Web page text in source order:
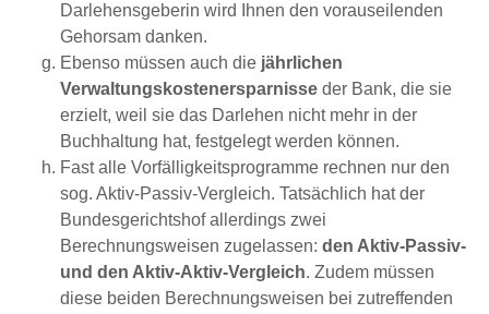
Darlehensgeberin wird Ihnen den vorauseilenden
Gehorsam danken.
Ebenso müssen auch die jährlichen
Verwaltungskostenersparnisse der Bank, die sie
erzielt, weil sie das Darlehen nicht mehr in der
Buchhaltung hat, festgelegt werden können.
Fast alle Vorfälligkeitsprogramme rechnen nur den
sog. Aktiv-Passiv-Vergleich. Tatsächlich hat der
Bundesgerichtshof allerdings zwei
Berechnungsweisen zugelassen: den Aktiv-Passiv-
und den Aktiv-Aktiv-Vergleich. Zudem müssen
diese beiden Berechnungsweisen bei zutreffenden